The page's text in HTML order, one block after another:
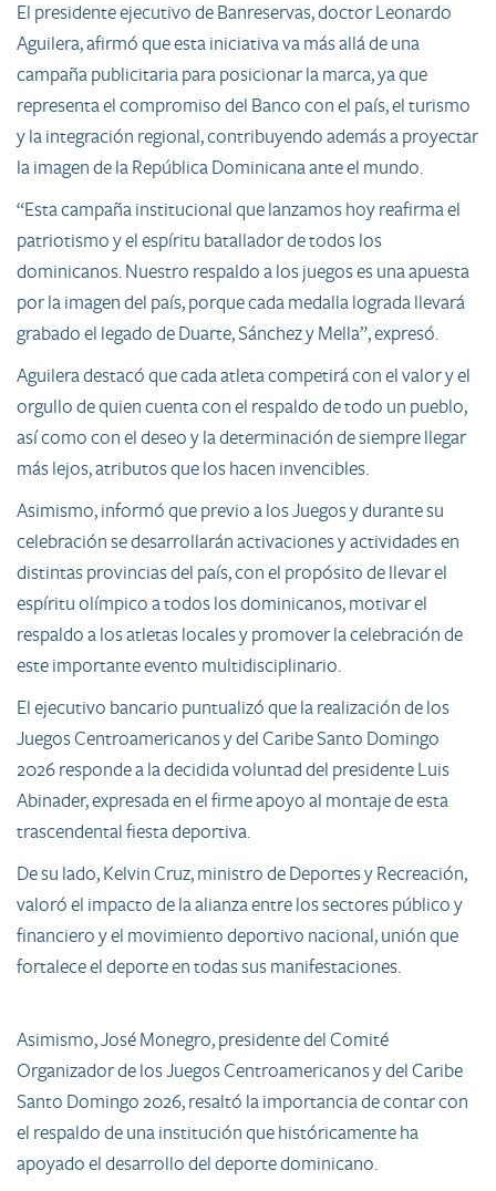
El presidente ejecutivo de Banreservas, doctor Leonardo
Aguilera, afirmó que esta iniciativa va más allá de una
campaña publicitaria para posicionar la marca, ya que
representa el compromiso del Banco con el país, el turismo
y la integración regional, contribuyendo además a proyectar
la imagen de la República Dominicana ante el mundo.
“Esta campaña institucional que lanzamos hoy reafirma el
patriotismo y el espíritu batallador de todos los
dominicanos. Nuestro respaldo a los juegos es una apuesta
por la imagen del país, porque cada medalla lograda llevará
grabado el legado de Duarte, Sánchez y Mella”, expresó.
Aguilera destacó que cada atleta competirá con el valor y el
orgullo de quien cuenta con el respaldo de todo un pueblo,
así como con el deseo y la determinación de siempre llegar
más lejos, atributos que los hacen invencibles.
Asimismo, informó que previo a los Juegos y durante su
celebración se desarrollarán activaciones y actividades en
distintas provincias del país, con el propósito de llevar el
espíritu olímpico a todos los dominicanos, motivar el
respaldo a los atletas locales y promover la celebración de
este importante evento multidisciplinario.
El ejecutivo bancario puntualizó que la realización de los
Juegos Centroamericanos y del Caribe Santo Domingo
2026 responde a la decidida voluntad del presidente Luis
Abinader, expresada en el firme apoyo al montaje de esta
trascendental fiesta deportiva.
De su lado, Kelvin Cruz, ministro de Deportes y Recreación,
valoró el impacto de la alianza entre los sectores público y
financiero y el movimiento deportivo nacional, unión que
fortalece el deporte en todas sus manifestaciones.
Asimismo, José Monegro, presidente del Comité
Organizador de los Juegos Centroamericanos y del Caribe
Santo Domingo 2026, resaltó la importancia de contar con
el respaldo de una institución que históricamente ha
apoyado el desarrollo del deporte dominicano.